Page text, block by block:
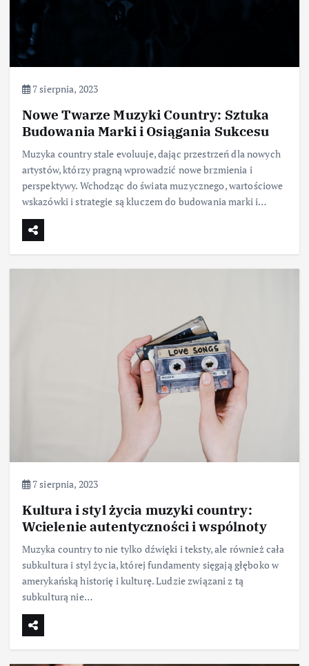
7 sierpnia, 2023
Nowe Twarze Muzyki Country: Sztuka
Budowania Marki i Osiągania Sukcesu
Muzyka country stale evoluuje, dając przestrzeń dla nowych
artystów, którzy pragną wprowadzić nowe brzmienia i
perspektywy. Wchodząc do świata muzycznego, wartościowe
wskazówki i strategie są kluczem do budowania marki i…
7 sierpnia, 2023
Kultura i styl życia muzyki country:
Wcielenie autentyczności i wspólnoty
Muzyka country to nie tylko dźwięki i teksty, ale również cała
subkultura i styl życia, której fundamenty sięgają głęboko w
amerykańską historię i kulturę. Ludzie związani z tą
subkulturą nie…